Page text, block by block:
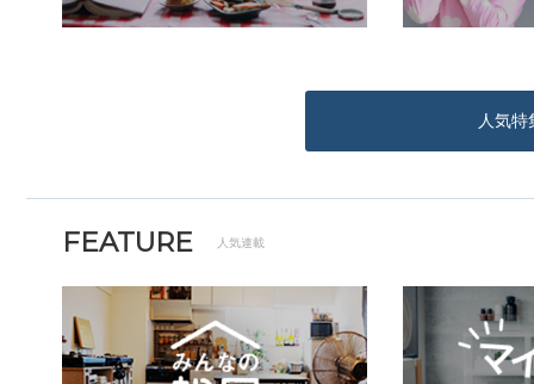
人気
FEATURE 人気連載